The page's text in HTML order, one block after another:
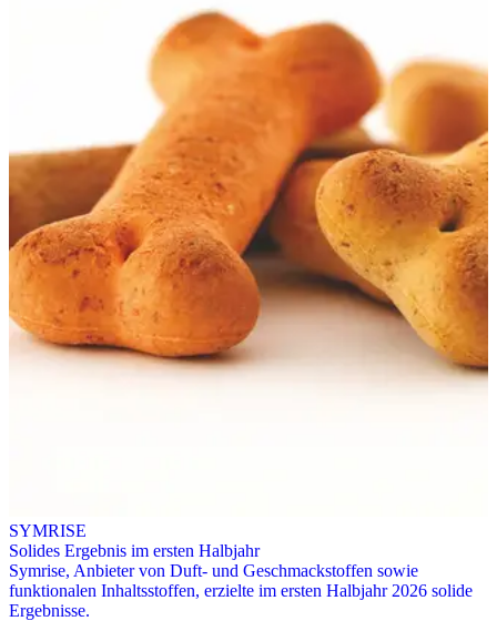
SYMRISE
Solides Ergebnis im ersten Halbjahr
Symrise, Anbieter von Duft- und Geschmackstoffen sowie
funktionalen Inhaltsstoffen, erzielte im ersten Halbjahr 2026 solide
Ergebnisse.